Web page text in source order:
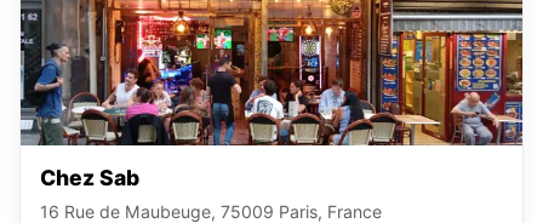
Chez Sab
16 Rue de Maubeuge, 75009 Paris, France